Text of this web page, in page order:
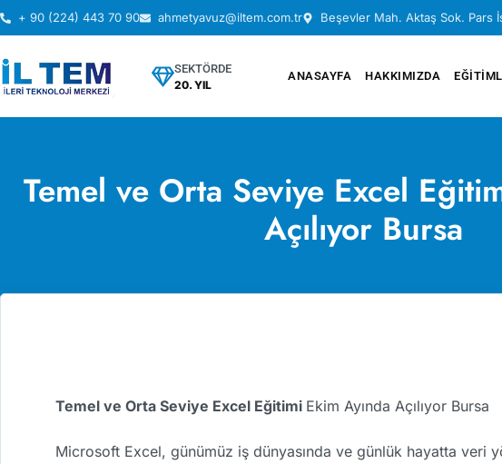
+ 90 (224) 443 70 90 ahmetyavuz@iltem.com.tr Beşevler Mah. Aktaş Sok. Pars
SEKTÖRDE
20. YIL
ANASAYFA HAKKIMIZDA
Temel ve Orta Seviye Excel
Açılıyor Bursa
Temel ve Orta Seviye Excel Eğitimi Ekim Ayında Açılıyor Bursa
Microsoft Excel, günümüz iş dünyasında ve günlük hayatta